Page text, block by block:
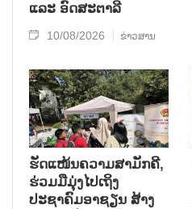
ແລະ ອົດສະຕາລີ
10/08/2026 ຂ່າວສານ
ຮັດແໜ້ນຄວາມສາມັກຄີ,
ຮ່ວມມືມຸ່ງໄປເຖິງ
ປະຊາຄົມອາຊຽນ ສ້າງ